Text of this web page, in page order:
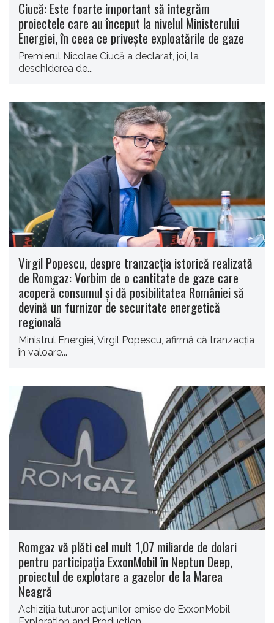
Ciucă: Este foarte important să integrăm
proiectele care au început la nivelul Ministerului
Energiei, în ceea ce priveşte exploatările de gaze
Premierul Nicolae Ciucă a declarat, joi, la
deschiderea de...
Virgil Popescu, despre tranzacţia istorică realizată
de Romgaz: Vorbim de o cantitate de gaze care
acoperă consumul şi dă posibilitatea României să
devină un furnizor de securitate energetică
regională
Ministrul Energiei, Virgil Popescu, afirmă că tranzacţia
în valoare...
Romgaz vă plăti cel mult 1,07 miliarde de dolari
pentru participația ExxonMobil în Neptun Deep,
proiectul de explotare a gazelor de la Marea
Neagră
Achiziția tuturor acțiunilor emise de ExxonMobil